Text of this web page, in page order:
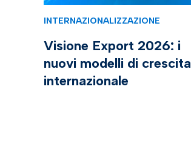
INTERNAZIONALIZZAZIONE
Visione Export 2026: i
nuovi modelli di crescita
internazionale